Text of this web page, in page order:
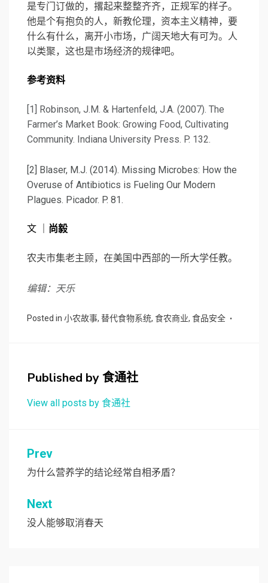
是专门订做的，撂起来整整齐齐，正规军的样子。
他是个有抱负的人，新教伦理，资本主义精神，要
什么有什么，离开小市场，广阔天地大有可为。人
以类聚，这也是市场经济的规律吧。
参考资料
[1] Robinson, J.M. & Hartenfeld, J.A. (2007). The
Farmer’s Market Book: Growing Food, Cultivating
Community. Indiana University Press. P. 132.
[2] Blaser, M.J. (2014). Missing Microbes: How the
Overuse of Antibiotics is Fueling Our Modern
Plagues. Picador. P. 81.
文 ｜ 尚毅
农夫市集老主顾，在美国中西部的一所大学任教。
编辑：天乐
Posted in 小农故事, 替代食物系统, 食农商业, 食品安全
Published by食通社
View all posts by 食通社
文
章
导
航
Prev
为什么营养学的结论经常自相矛盾？
Next
没人能够取消春天